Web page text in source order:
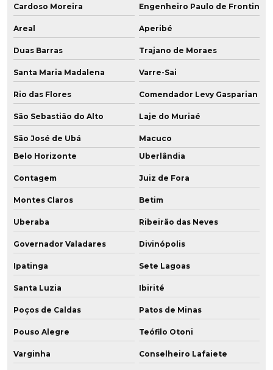
Cardoso Moreira Engenheiro Paulo de Frontin
Areal Aperibé
Duas Barras Trajano de Moraes
Santa Maria Madalena Varre-Sai
Rio das Flores Comendador Levy Gasparian
São Sebastião do Alto Laje do Muriaé
São José de Ubá
Macuco
Belo Horizonte
Uberlândia
Contagem Juiz de Fora
Montes Claros Betim
Uberaba Ribeirão das Neves
Governador Valadares Divinópolis
Ipatinga Sete Lagoas
Santa Luzia Ibirité
Poços de Caldas Patos de Minas
Pouso Alegre Teófilo Otoni
Varginha Conselheiro Lafaiete